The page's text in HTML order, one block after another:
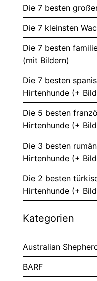
Die 7 besten
Die 7 kleinsten
Die 7 besten
(mit Bildern)
Die 7 besten
Hirtenhunde (+
Die 5 besten
Hirtenhunde (+
Die 3 besten
Hirtenhunde (+
Die 2 besten
Hirtenhunde (+
Kategorien
Australian
BARF